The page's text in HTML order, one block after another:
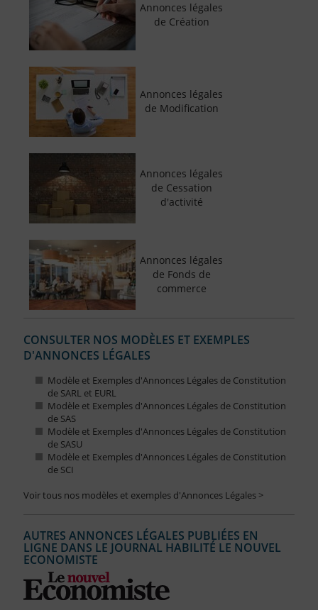
Annonces légales
de Création
Annonces légales
de Modification
Annonces légales
de Cessation
d'activité
Annonces légales
de Fonds de
commerce
CONSULTER NOS MODÈLES ET EXEMPLES
D'ANNONCES LÉGALES
Modèle et Exemples d'Annonces Légales de Constitution
de SARL et EURL
Modèle et Exemples d'Annonces Légales de Constitution
de SAS
Modèle et Exemples d'Annonces Légales de Constitution
de SASU
Modèle et Exemples d'Annonces Légales de Constitution
de SCI
Voir tous nos modèles et exemples d'Annonces Légales >
AUTRES ANNONCES LÉGALES PUBLIÉES EN
LIGNE DANS LE JOURNAL HABILITÉ LE NOUVEL
ECONOMISTE